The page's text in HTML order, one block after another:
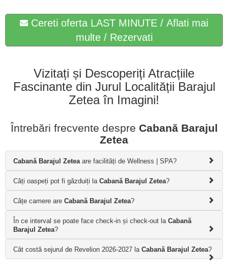
Cereti oferta LAST MINUTE / Aflati mai
multe / Rezervati
Vizitați și Descoperiți Atracțiile
Fascinante din Jurul Localității Barajul
Zetea în Imagini!
Întrebări frecvente despre Cabană Barajul
Zetea
Cabană Barajul Zeteaare facilități de Wellness | SPA?
Câți oaspeți pot fi găzduiți la Cabană Barajul Zetea?
Câțe camere are Cabană Barajul Zetea?
În ce interval se poate face check-in și check-out la Cabană
Barajul Zetea?
Cât costă sejurul de Revelion 2026-2027 la Cabană Barajul Zetea?